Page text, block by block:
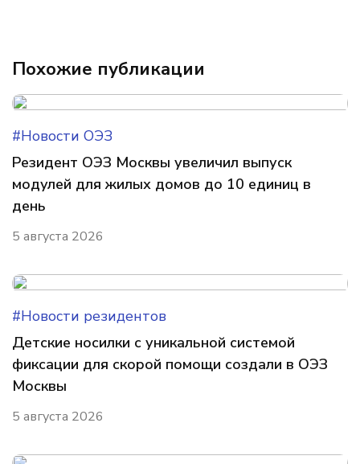
Похожие публикации
#Новости ОЭЗ
Резидент ОЭЗ Москвы увеличил выпуск
модулей для жилых домов до 10 единиц в
день
5 августа 2026
#Новости резидентов
Детские носилки с уникальной системой
фиксации для скорой помощи создали в ОЭЗ
Москвы
5 августа 2026